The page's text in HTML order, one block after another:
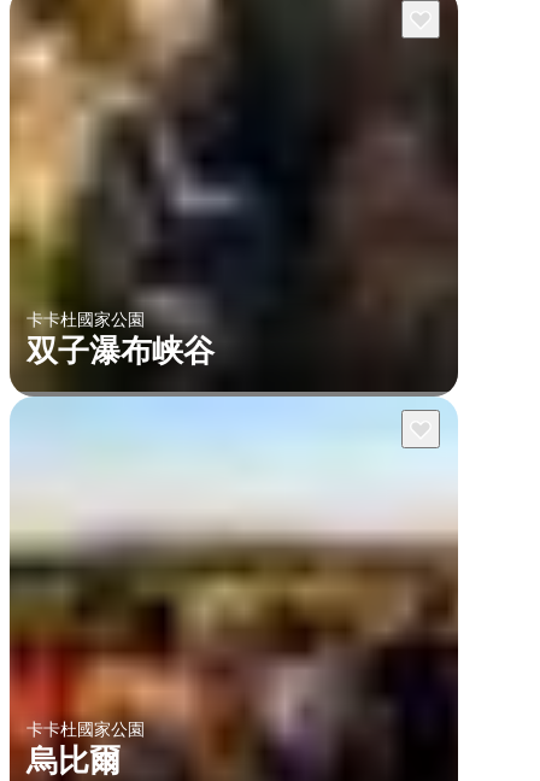
卡卡杜國家公園
双子瀑布峡谷
卡卡杜國家公園
烏比爾